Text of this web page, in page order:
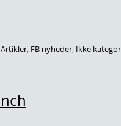
Artikler, FB nyheder, Ikke